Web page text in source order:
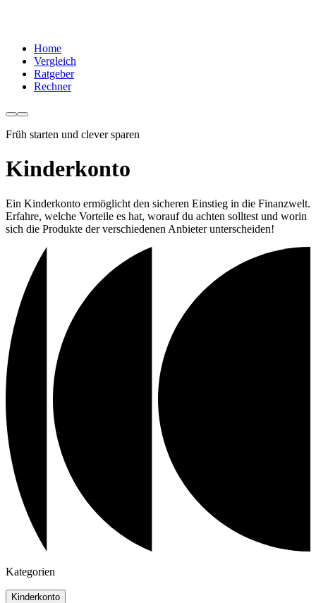
Home
Vergleich
Ratgeber
Rechner
Früh starten und clever sparen
Kinderkonto
Ein Kinderkonto ermöglicht den sicheren Einstieg in die Finanzwelt.
Erfahre, welche Vorteile es hat, worauf du achten solltest und worin
sich die Produkte der verschiedenen Anbieter unterscheiden!
Kategorien
Kinderkonto